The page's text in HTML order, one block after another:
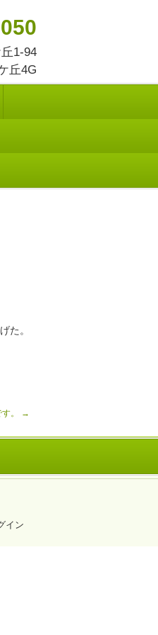
1-94
丘4G
た。
。 →
イン